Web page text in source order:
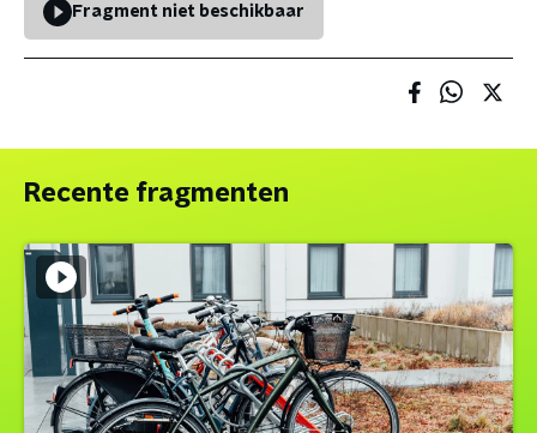
Fragment niet beschikbaar
Recente fragmenten